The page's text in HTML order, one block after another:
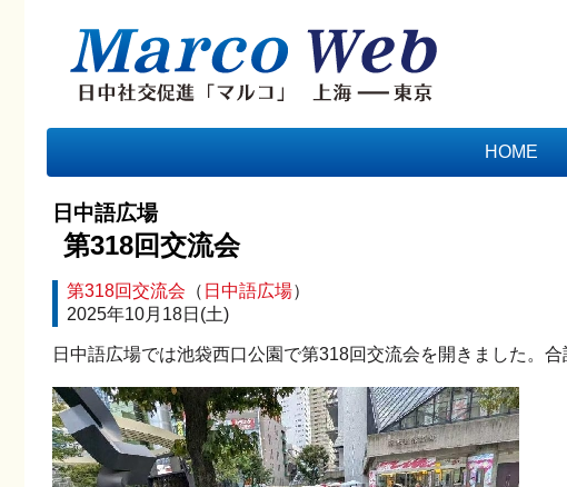
HOME
日中語広場
第318回交流会
第318回交流会 （ 日中語広場）
2025年10月18日(土)
日中語広場では池袋西口公園で第318回交流会を開きました。合